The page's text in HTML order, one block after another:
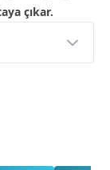
çıkar.